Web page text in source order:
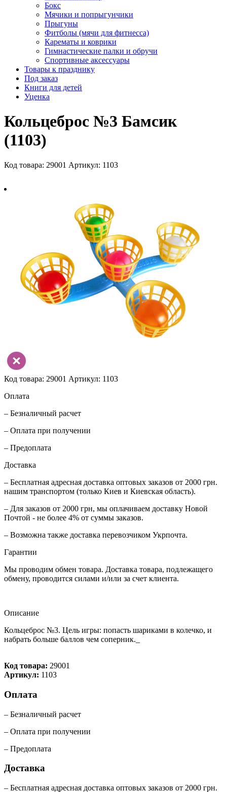
Бокс
Мячики и попрыгунчики
Прыгуны
Фитболы (мячи для фитнесса)
Карематы и коврики
Гимнастические палки и обручи
Спортивные аксессуары
Товары к празднику
Под заказ
Книги для детей
Уценка
Кольцеброс №3 Бамсик
(1103)
Код товара: 29001 Артикул: 1103
Код товара: 29001 Артикул: 1103
Оплата
– Безналичный расчет
– Оплата при получении
– Предоплата
Доставка
– Бесплатная адресная доставка оптовых заказов от 2000 грн.
нашим транспортом (только Киев и Киевская область).
– Для заказов от 2000 грн, мы оплачиваем доставку Новой
Почтой - не более 4% от суммы заказов.
– Возможна также доставка перевозчиком Укрпочта.
Гарантии
Мы проводим обмен товара. Доставка товара, подлежащего
обмену, проводится силами и/или за счет клиента.
Описание
Кольцеброс №3. Цель игры: попасть шариками в колечко, и
набрать больше баллов чем соперник._
Код товара: 29001
Артикул: 1103
Оплата
– Безналичный расчет
– Оплата при получении
– Предоплата
Доставка
– Бесплатная адресная доставка оптовых заказов от 2000 грн.